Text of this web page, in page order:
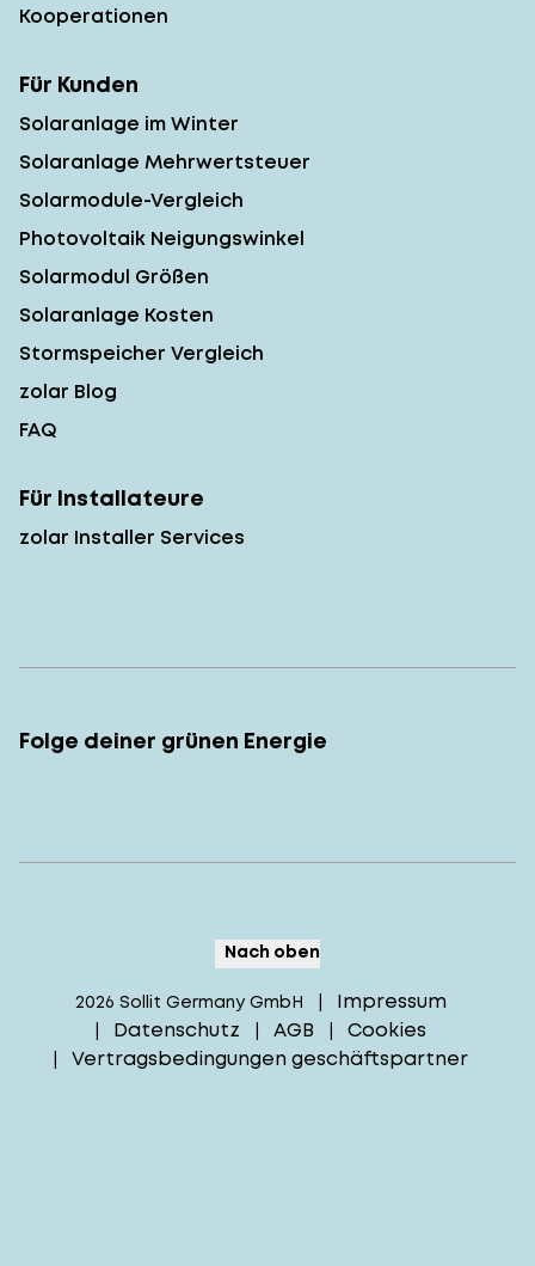
Kooperationen
Für Kunden
Solaranlage im Winter
Solaranlage Mehrwertsteuer
Solarmodule-Vergleich
Photovoltaik Neigungswinkel
Solarmodul Größen
Solaranlage Kosten
Stormspeicher Vergleich
zolar Blog
FAQ
Für Installateure
zolar Installer Services
Folge deiner grünen Energie
Nach oben
2026 Sollit Germany GmbH | Impressum
| Datenschutz | AGB | Cookies
| Vertragsbedingungen geschäftspartner